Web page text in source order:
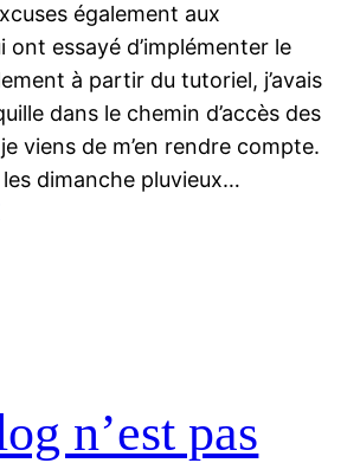
également aux
ont essayé d’implémenter le
à partir du tutoriel, j’avais
dans le chemin d’accès des
viens de m’en rendre compte.
dimanche pluvieux…
n’est pas